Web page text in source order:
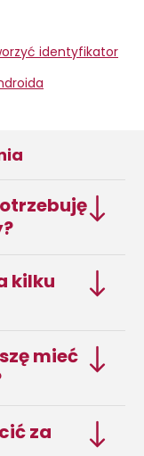
identyfikator
kilku
mieć
za